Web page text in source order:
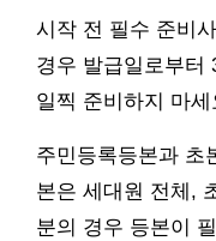
시작 전 필수 준비
경우 발급일로부터
일찍 준비하지 마세
주민등록등본과 초
본은 세대원 전체,
분의 경우 등본이